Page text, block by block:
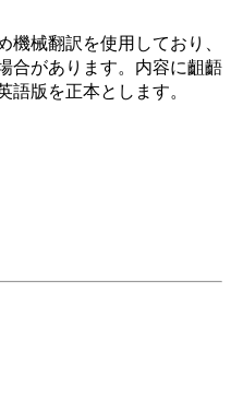
械翻訳を使用しており、
合があります。内容に齟齬
語版を正本とします。